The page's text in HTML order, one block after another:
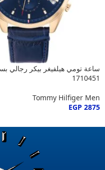
ساعة تومي هيلفيغر بيكر رجالي
1710451
Tommy Hilfiger Men
EGP 2875